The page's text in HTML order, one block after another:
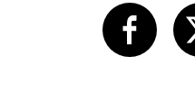
PARTAGEZ
CETTE
PAGE
SUR